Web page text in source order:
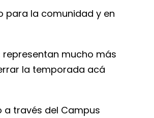
para la comunidad y en
representan mucho más
la temporada acá
a través del Campus